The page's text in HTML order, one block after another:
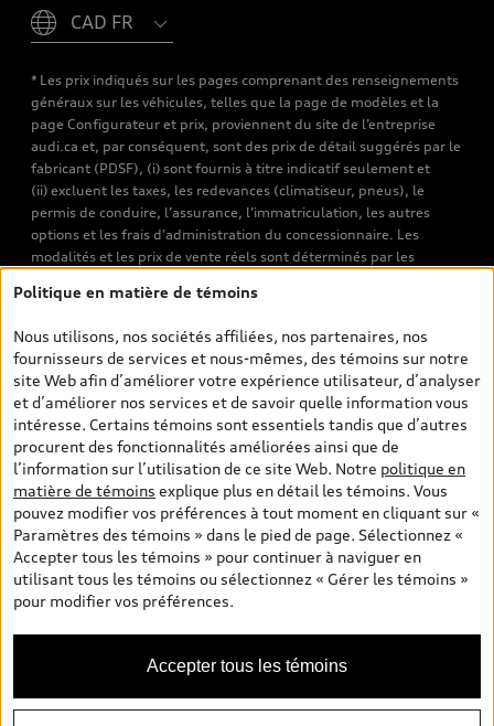
* Les prix indiqués sur les pages comprenant des renseignements
généraux sur les véhicules, telles que la page de modèles et la
page Configurateur et prix, proviennent du site de l’entreprise
audi.ca et, par conséquent, sont des prix de détail suggérés par le
fabricant (PDSF), (i) sont fournis à titre indicatif seulement et
(ii) excluent les taxes, les redevances (climatiseur, pneus), le
permis de conduire, l’assurance, l’immatriculation, les autres
options et les frais d’administration du concessionnaire. Les
modalités et les prix de vente réels sont déterminés par les
véhicules neufs et d’occasion sont les prix de vente établis par les
de transport et d’inspection de prélivraison, les taxes
environnementales (pour les véhicules neufs) et les frais
d’administration des concessionnaires. Toutefois, les taxes de
vente sont exclues. Veuillez noter que les prix de l’estimateur de
versements sont des PDSF s’il a été consulté au moyen de l’onglet
Configurateur et prix (à titre indicatif). Toutefois, s’il a été
consulté à partir des pages de recherche de véhicules neufs et
d’occasion, les prix indiqués sont des prix de vente (prix de vente
réels). Sur les pages de renseignements généraux sur les
véhicules, les modèles sont montrés à titre indicatif seulement,
avec des caractéristiques qui peuvent ne pas être offertes sur les
modèles canadiens. Malgré les efforts déployés pour assurer
l’exactitude de ces renseignements, des erreurs peuvent survenir
et la disponibilité peut changer; veuillez donc visiter votre
concessionnaire pour obtenir les détails et les spécifications
actuelles de chaque modèle. Tous droits réservés. Les marques de
commerce d’Audi AG sont utilisées sous licence.
Politique en matière de témoins
Nous utilisons, nos sociétés affiliées, nos partenaires, nos
fournisseurs de services et nous-mêmes, des témoins sur notre
site Web afin d’améliorer votre expérience utilisateur, d’analyser
et d’améliorer nos services et de savoir quelle information vous
intéresse. Certains témoins sont essentiels tandis que d’autres
procurent des fonctionnalités améliorées ainsi que de
l’information sur l’utilisation de ce site Web. Notre politique en
matière de témoins explique plus en détail les témoins. Vous
pouvez modifier vos préférences à tout moment en cliquant sur «
Paramètres des témoins » dans le pied de page. Sélectionnez «
Accepter tous les témoins » pour continuer à naviguer en
utilisant tous les témoins ou sélectionnez « Gérer les témoins »
pour modifier vos préférences.
Accepter tous les témoins